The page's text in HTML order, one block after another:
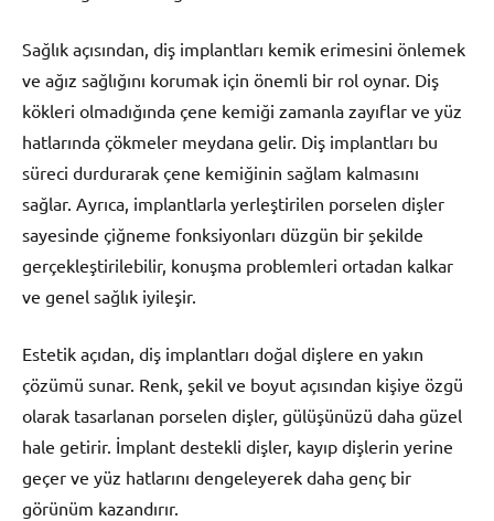
Sağlık açısından, diş implantları kemik erimesini önlemek
ve ağız sağlığını korumak için önemli bir rol oynar. Diş
kökleri olmadığında çene kemiği zamanla zayıflar ve yüz
hatlarında çökmeler meydana gelir. Diş implantları bu
süreci durdurarak çene kemiğinin sağlam kalmasını
sağlar. Ayrıca, implantlarla yerleştirilen porselen dişler
sayesinde çiğneme fonksiyonları düzgün bir şekilde
gerçekleştirilebilir, konuşma problemleri ortadan kalkar
ve genel sağlık iyileşir.
Estetik açıdan, diş implantları doğal dişlere en yakın
çözümü sunar. Renk, şekil ve boyut açısından kişiye özgü
olarak tasarlanan porselen dişler, gülüşünüzü daha güzel
hale getirir. İmplant destekli dişler, kayıp dişlerin yerine
geçer ve yüz hatlarını dengeleyerek daha genç bir
görünüm kazandırır.